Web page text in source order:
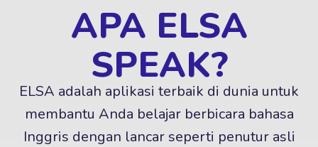
APA ELSA
SPEAK?
ELSA adalah aplikasi terbaik di dunia untuk
membantu Anda belajar berbicara bahasa
Inggris dengan lancar seperti penutur asli